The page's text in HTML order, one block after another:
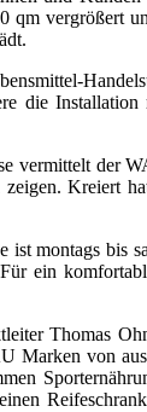
vergrößert
die
vermittelt der
Kreiert
montags bis
ein
Thomas
Marken von